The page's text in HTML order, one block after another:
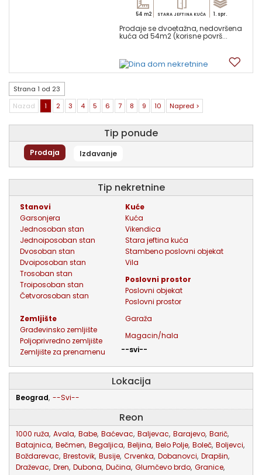
54 m2 STARA JEFTINA KUĆA 1. spr.
Prodaje se dvoetažna, nedovršena
kuća od 54m2 (korisne površ...
Strana 1 od 23
Nazad
1 2 3 4 5 6 7 8 9 10 Napred >
Tip ponude
Prodaja Izdavanje
tip nekretnine
stanovi
garsonjera
jednosoban stan
jednoiposoban stan
dvosoban stan
dvoiposoban stan
trosoban stan
troiposoban stan
četvorosoban stan
kuće
kuća
vikendica
stara jeftina kuća
stambeno poslovni objekat
vila
poslovni prostor
poslovni objekat
poslovni prostor
zemljište
građevinsko zemljište
poljoprivredno zemljište
zemljište za prenamenu
garaža
magacin/hala
--svi--
Lokacija
Beograd, --Svi--
Reon
1000 ruža, Avala, Babe, Baćevac, Baljevac, Barajevo, Barič,
Batajnica, Bečmen, Begaljica, Beljina, Belo Polje, Boleč, Boljevci,
Boždarevac, Brestovik, Busije, Crvenka, Dobanovci, Drapšin,
Draževac, Dren, Dubona, Dučina, Glumčevo brdo, Granice,